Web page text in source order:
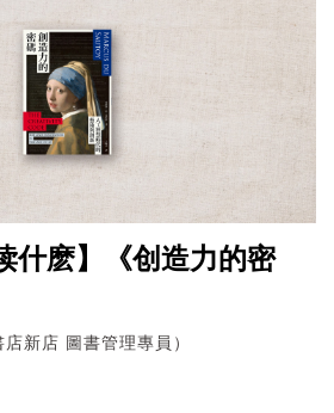
什麽】《创造力的密
新店 圖書管理專員）